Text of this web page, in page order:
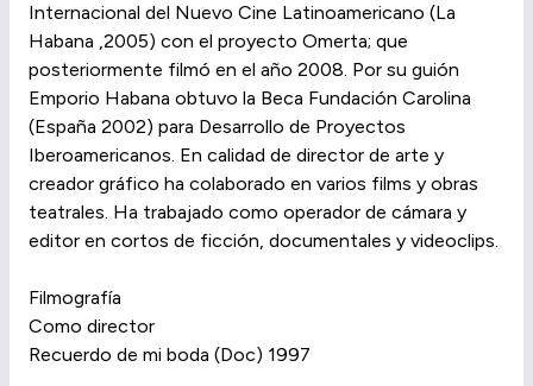
Internacional del Nuevo Cine Latinoamericano (La
Habana ,2005) con el proyecto Omerta; que
posteriormente filmó en el año 2008. Por su guión
Emporio Habana obtuvo la Beca Fundación Carolina
(España 2002) para Desarrollo de Proyectos
Iberoamericanos. En calidad de director de arte y
creador gráfico ha colaborado en varios films y obras
teatrales. Ha trabajado como operador de cámara y
editor en cortos de ficción, documentales y videoclips.
Filmografía
Como director
Recuerdo de mi boda (Doc) 1997